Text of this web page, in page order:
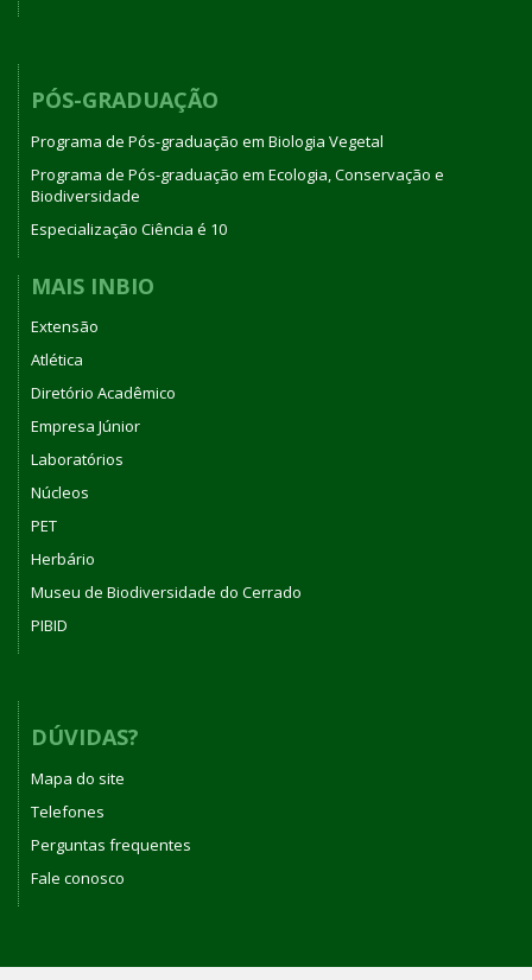
PÓS-GRADUAÇÃO
Programa de Pós-graduação em Biologia Vegetal
Programa de Pós-graduação em Ecologia, Conservação e
Biodiversidade
Especialização Ciência é 10
MAIS INBIO
Extensão
Atlética
Diretório Acadêmico
Empresa Júnior
Laboratórios
Núcleos
PET
Herbário
Museu de Biodiversidade do Cerrado
PIBID
DÚVIDAS?
Mapa do site
Telefones
Perguntas frequentes
Fale conosco